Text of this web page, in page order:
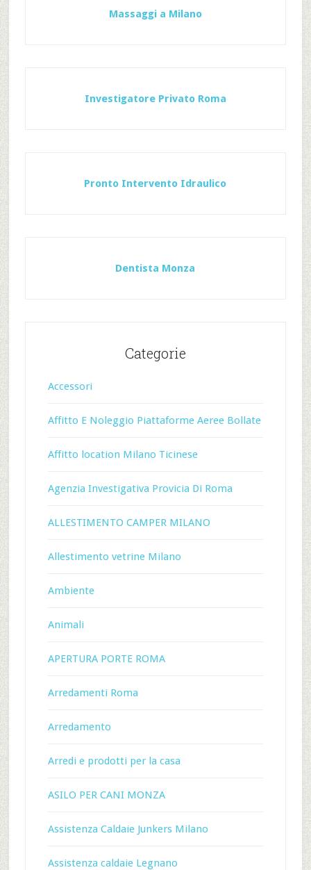
Massaggi a Milano
Investigatore Privato Roma
Pronto Intervento Idraulico
Dentista Monza
Categorie
Accessori
Affitto E Noleggio Piattaforme Aeree Bollate
Affitto location Milano Ticinese
Agenzia Investigativa Provicia Di Roma
ALLESTIMENTO CAMPER MILANO
Allestimento vetrine Milano
Ambiente
Animali
APERTURA PORTE ROMA
Arredamenti Roma
Arredamento
Arredi e prodotti per la casa
ASILO PER CANI MONZA
Assistenza Caldaie Junkers Milano
Assistenza caldaie Legnano